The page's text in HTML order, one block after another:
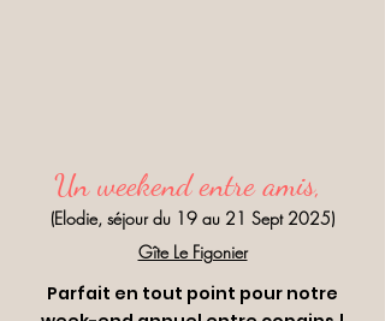
Un weekend entre amis,
(Elodie, séjour du 19 au 21 Sept 2025)
Gîte Le Figonier
Parfait en tout point pour notre